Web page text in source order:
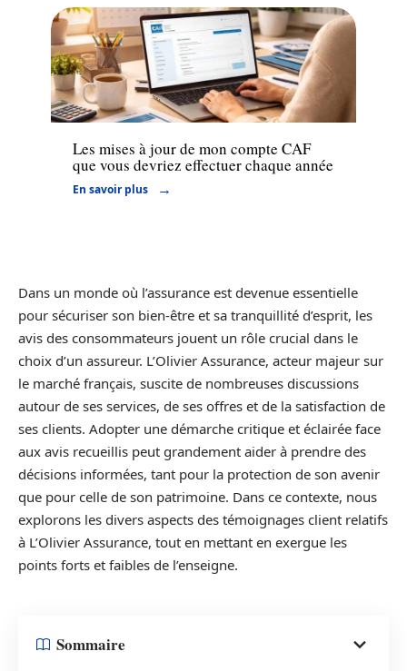
Finance
Les mises à jour de mon compte CAF
que vous devriez effectuer chaque année
En savoir plus
Dans un monde où l’assurance est devenue essentielle
pour sécuriser son bien-être et sa tranquillité d’esprit, les
avis des consommateurs jouent un rôle crucial dans le
choix d’un assureur. L’Olivier Assurance, acteur majeur sur
le marché français, suscite de nombreuses discussions
autour de ses services, de ses offres et de la satisfaction de
ses clients. Adopter une démarche critique et éclairée face
aux avis recueillis peut grandement aider à prendre des
décisions informées, tant pour la protection de son avenir
que pour celle de son patrimoine. Dans ce contexte, nous
explorons les divers aspects des témoignages client relatifs
à L’Olivier Assurance, tout en mettant en exergue les
points forts et faibles de l’enseigne.
Sommaire